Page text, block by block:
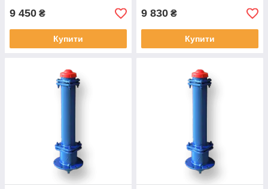
9 450 ₴
Купити
9 830 ₴
Купити